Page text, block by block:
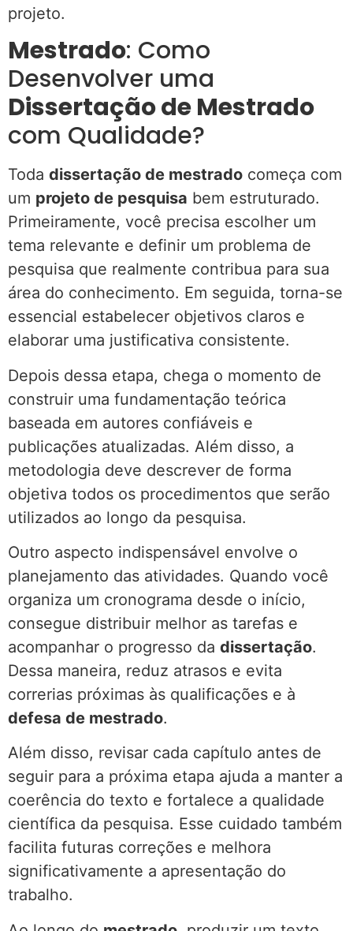
projeto.
Mestrado: Como
Desenvolver uma
Dissertação de Mestrado
com Qualidade?
Toda dissertação de mestrado começa com
um projeto de pesquisa bem estruturado.
Primeiramente, você precisa escolher um
tema relevante e definir um problema de
pesquisa que realmente contribua para sua
área do conhecimento. Em seguida, torna-se
essencial estabelecer objetivos claros e
elaborar uma justificativa consistente.
Depois dessa etapa, chega o momento de
construir uma fundamentação teórica
baseada em autores confiáveis e
publicações atualizadas. Além disso, a
metodologia deve descrever de forma
objetiva todos os procedimentos que serão
utilizados ao longo da pesquisa.
Outro aspecto indispensável envolve o
planejamento das atividades. Quando você
organiza um cronograma desde o início,
consegue distribuir melhor as tarefas e
acompanhar o progresso da dissertação.
Dessa maneira, reduz atrasos e evita
correrias próximas às qualificações e à
defesa de mestrado.
Além disso, revisar cada capítulo antes de
seguir para a próxima etapa ajuda a manter a
coerência do texto e fortalece a qualidade
científica da pesquisa. Esse cuidado também
facilita futuras correções e melhora
significativamente a apresentação do
trabalho.